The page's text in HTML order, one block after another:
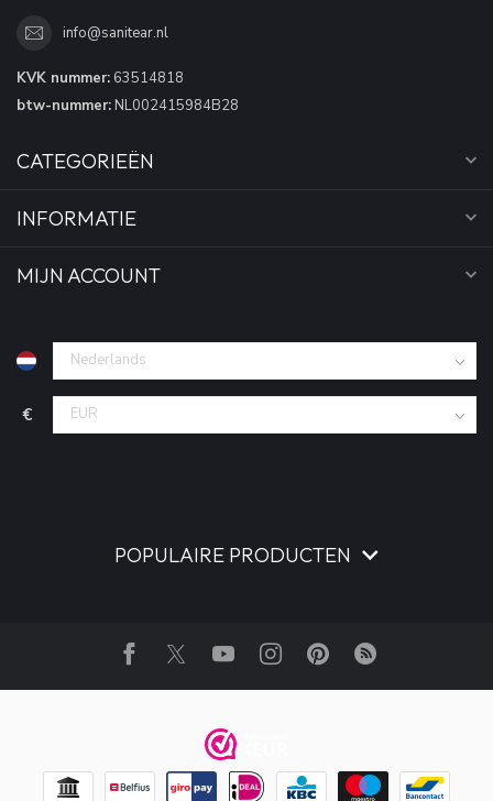
info@sanitear.nl
KVK nummer: 63514818
btw-nummer: NL002415984B28
CATEGORIEËN
INFORMATIE
MIJN ACCOUNT
€
POPULAIRE PRODUCTEN